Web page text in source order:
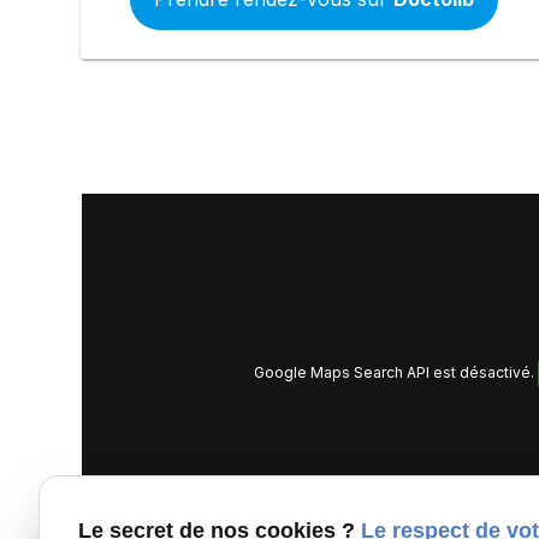
Google Maps Search API est désactivé.
Le secret de nos cookies ? Le respect de